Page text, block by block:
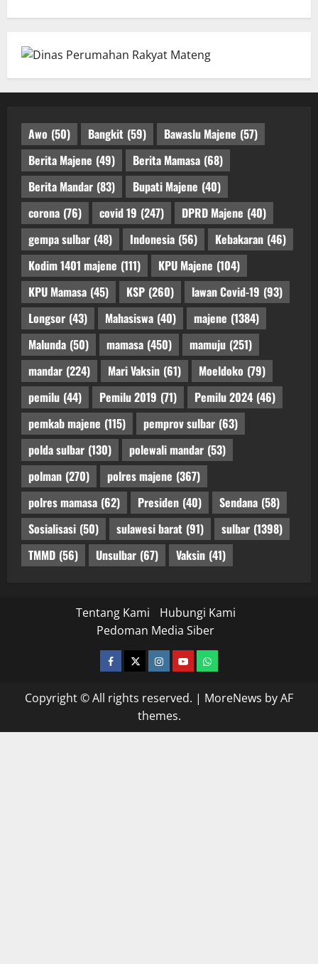
Awo (50) Bangkit (59) Bawaslu Majene (57)
Berita Majene (49) Berita Mamasa (68)
Berita Mandar (83) Bupati Majene (40)
corona (76) covid 19 (247) DPRD Majene (40)
gempa sulbar (48) Indonesia (56) Kebakaran (46)
Kodim 1401 majene (111) KPU Majene (104)
KPU Mamasa (45) KSP (260) lawan Covid-19 (93)
Longsor (43) Mahasiswa (40) majene (1384)
Malunda (50) mamasa (450) mamuju (251)
mandar (224) Mari Vaksin (61) Moeldoko (79)
pemilu (44) Pemilu 2019 (71) Pemilu 2024 (46)
pemkab majene (115) pemprov sulbar (63)
polda sulbar (130) polewali mandar (53)
polman (270) polres majene (367)
polres mamasa (62) Presiden (40) Sendana (58)
Sosialisasi (50) sulawesi barat (91) sulbar (1398)
TMMD (56) Unsulbar (67) Vaksin (41)
Tentang Kami
Hubungi Kami
Pedoman Media Siber
facebooktwitterinstagram.com
youtubewhatsapp
Copyright © All rights reserved. | MoreNews by AF
themes.